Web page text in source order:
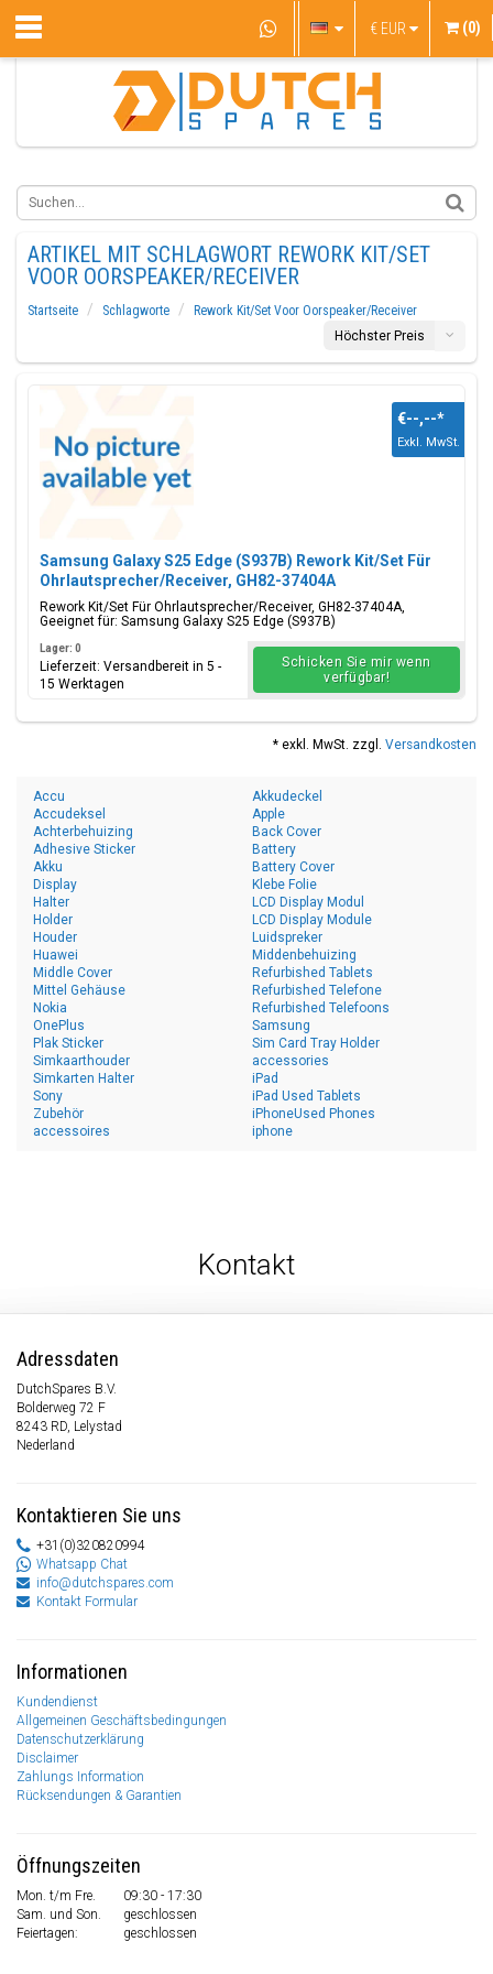
€ EUR (0)
ARTIKEL MIT SCHLAGWORT REWORK KIT/SET
VOOR OORSPEAKER/RECEIVER
Startseite Schlagworte
Rework Kit/Set Voor Oorspeaker/Receiver
Höchster Preis
Samsung Galaxy S25 Edge (S937B) Rework Kit/Set Für
Ohrlautsprecher/Receiver, GH82-37404A
Rework Kit/Set Für Ohrlautsprecher/Receiver, GH82-37404A,
Geeignet für: Samsung Galaxy S25 Edge (S937B)
€--,--*
Exkl. MwSt.
Lager: 0
Lieferzeit: Versandbereit in 5 -
15 Werktagen
Schicken Sie mir wenn
verfügbar!
* exkl. MwSt. zzgl. Versandkosten
Accu
Accudeksel
Achterbehuizing
Adhesive Sticker
Akku
Akkudeckel
Apple
Back Cover
Battery
Battery Cover
Display
Halter
Holder
Houder
Huawei
Klebe Folie
LCD Display Modul
LCD Display Module
Luidspreker
Middenbehuizing
Middle Cover
Mittel Gehäuse
Nokia
OnePlus
Plak Sticker
Refurbished Tablets
Refurbished Telefone
Refurbished Telefoons
Samsung
Sim Card Tray Holder
Simkaarthouder
Simkarten Halter
Sony
Zubehör
accessoires
accessories
iPad
iPad Used Tablets
iPhoneUsed Phones
iphone
Kontakt
Adressdaten
DutchSpares B.V.
Bolderweg 72 F
8243 RD, Lelystad
Nederland
Kontaktieren Sie uns
+31(0)320820994
Whatsapp Chat
info@dutchspares.com
Kontakt Formular
Informationen
Kundendienst
Allgemeinen Geschäftsbedingungen
Datenschutzerklärung
Disclaimer
Zahlungs Information
Rücksendungen & Garantien
Öffnungszeiten
Mon. t/m Fre.
09:30 - 17:30
Sam. und Son.
geschlossen
Feiertagen:
geschlossen